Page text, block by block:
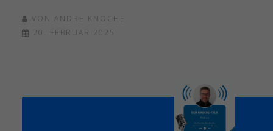
VON ANDRE KNOCHE
20. FEBRUAR 2025